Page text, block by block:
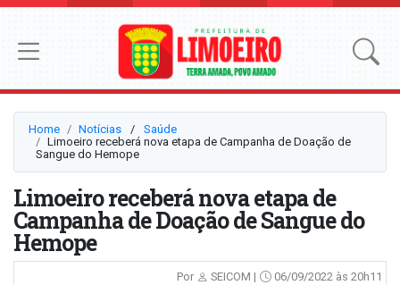
Home Notícias ⠀/⠀ Saúde
Limoeiro receberá nova etapa de Campanha de Doação de
Sangue do Hemope
Limoeiro receberá nova etapa de
Campanha de Doação de Sangue do
Hemope
Por SEICOM | 06/09/2022 às 20h11